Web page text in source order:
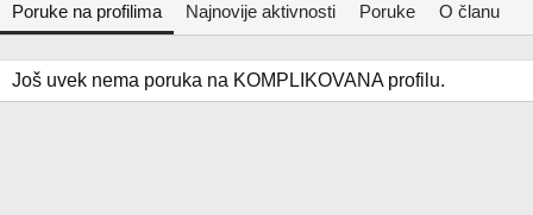
Poruke na profilima Najnovije aktivnosti Poruke O članu
Još uvek nema poruka na KOMPLIKOVANA profilu.